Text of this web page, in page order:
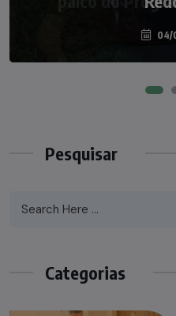
07/
Pesquisar
Categorias